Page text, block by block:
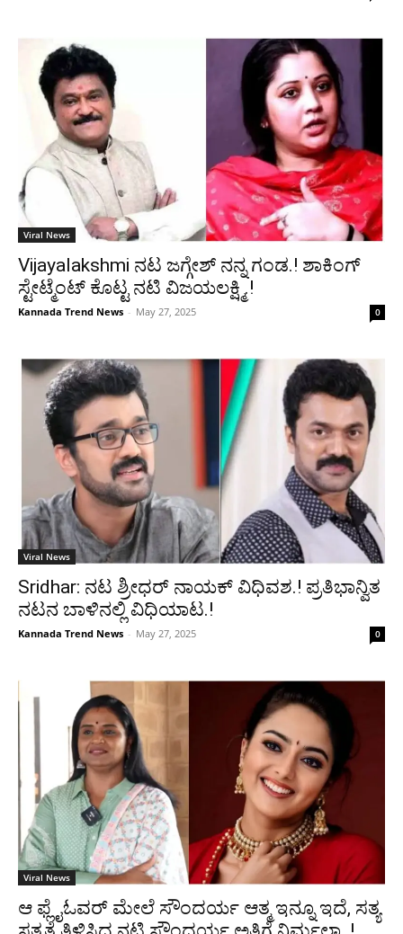
Viral News
Vijayalakshmi ನಟ ಜಗ್ಗೇಶ್ ನನ್ನ ಗಂಡ.! ಶಾಕಿಂಗ್
ಸ್ಟೇಟ್ಮೆಂಟ್ ಕೊಟ್ಟ ನಟಿ ವಿಜಯಲಕ್ಷ್ಮಿ.!
Kannada Trend News - May 27, 2025 0
Viral News
Sridhar: ನಟ ಶ್ರೀಧರ್‌ ನಾಯಕ್‌ ವಿಧಿವಶ.! ಪ್ರತಿಭಾನ್ವಿತ
ನಟನ ಬಾಳಿನಲ್ಲಿ ವಿಧಿಯಾಟ.!
Kannada Trend News - May 27, 2025 0
Viral News
ಆ ಫ್ಲೈಓವರ್ ಮೇಲೆ ಸೌಂದರ್ಯ ಆತ್ಮ ಇನ್ನೂ ಇದೆ, ಸತ್ಯ